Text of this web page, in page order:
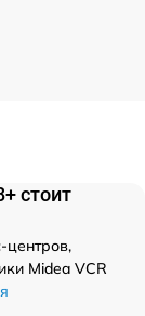
стоит
центров,
Midea VCR